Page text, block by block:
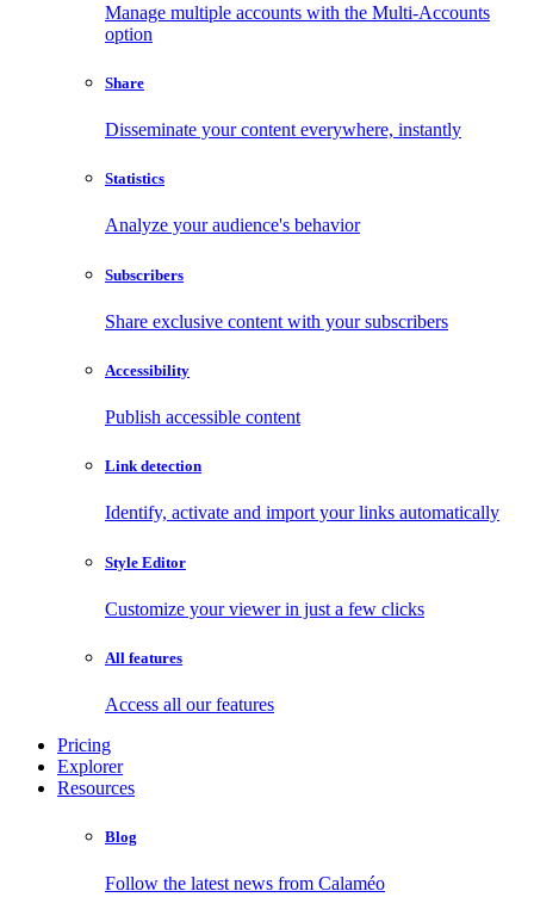
Manage multiple accounts with the Multi-Accounts
option
Share
Disseminate your content everywhere, instantly
Statistics
Analyze your audience's behavior
Subscribers
Share exclusive content with your subscribers
Accessibility
Publish accessible content
Link detection
Identify, activate and import your links automatically
Style Editor
Customize your viewer in just a few clicks
All features
Access all our features
Pricing
Explorer
Resources
Blog
Follow the latest news from Calaméo